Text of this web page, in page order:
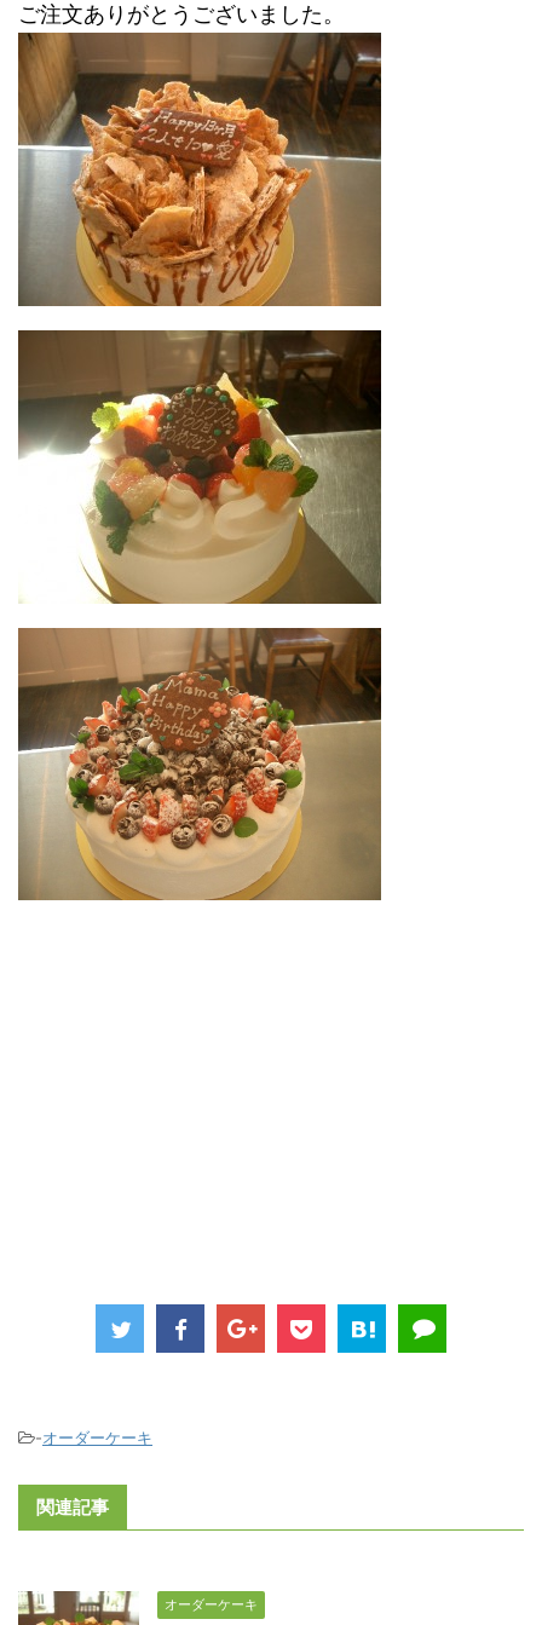
ご注文ありがとうございました。
-オーダーケーキ
関連記事
オーダーケーキ